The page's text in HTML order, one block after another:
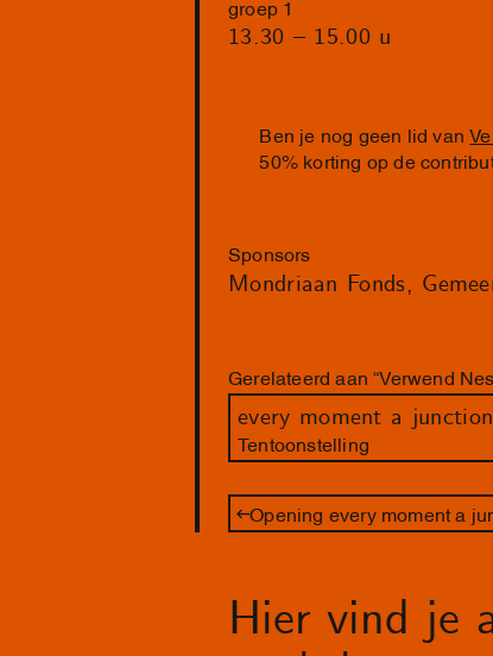
groep 1
13.30 – 15.00 u
Ben je nog geen lid van
50% korting op de
Sponsors
Mondriaan Fonds
Gerelateerd aan “Verwend
every moment a junction
Tentoonstelling
Opening every moment a
Hier vind je